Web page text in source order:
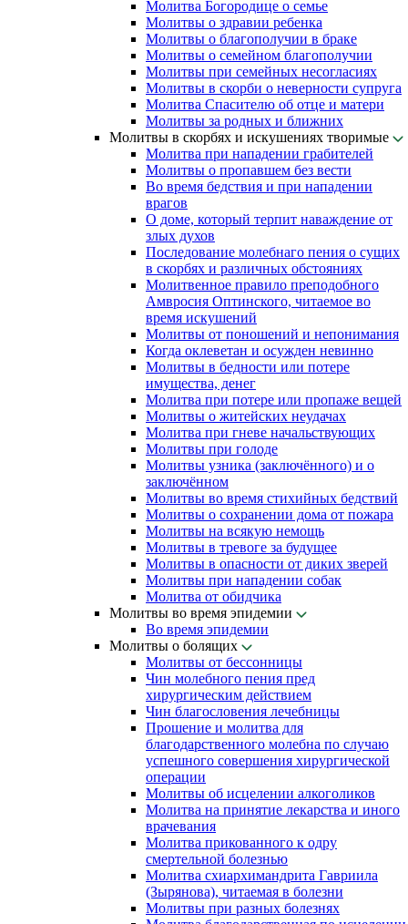
Молитва Богородице о семье
Молитвы о здравии ребенка
Молитвы о благополучии в браке
Молитвы о семейном благополучии
Молитвы при семейных несогласиях
Молитвы в скорби о неверности супруга
Молитва Спасителю об отце и матери
Молитвы за родных и ближних
Молитвы в скорбях и искушениях творимые
Молитва при нападении грабителей
Молитвы о пропавшем без вести
Во время бедствия и при нападении
врагов
О доме, который терпит наваждение от
злых духов
Последование молебнаго пения о сущих
в скорбях и различных обстояниях
Молитвенное правило преподобного
Амвросия Оптинского, читаемое во
время искушений
Молитвы от поношений и непонимания
Когда оклеветан и осужден невинно
Молитвы в бедности или потере
имущества, денег
Молитва при потере или пропаже вещей
Молитвы о житейских неудачах
Молитва при гневе начальствующих
Молитвы при голоде
Молитвы узника (заключённого) и о
заключённом
Молитвы во время стихийных бедствий
Молитвы о сохранении дома от пожара
Молитвы на всякую немощь
Молитвы в тревоге за будущее
Молитвы в опасности от диких зверей
Молитвы при нападении собак
Молитва от обидчика
Молитвы во время эпидемии
Во время эпидемии
Молитвы о болящих
Молитвы от бессонницы
Чин молебного пения пред
хирургическим действием
Чин благословения лечебницы
Прошение и молитва для
благодарственного молебна по случаю
успешного совершения хирургической
операции
Молитвы об исцелении алкоголиков
Молитва на принятие лекарства и иного
врачевания
Молитва прикованного к одру
смертельной болезнью
Молитва схиархимандрита Гавриила
(Зырянова), читаемая в болезни
Молитвы при разных болезнях